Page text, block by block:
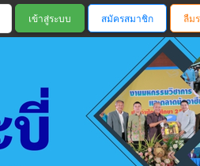
สมัครสมาชิก ลืม
ตรัง